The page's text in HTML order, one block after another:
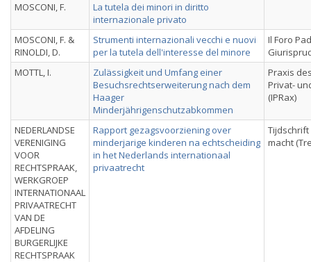
MOSCONI, F.
La tutela dei minori in diritto
internazionale privato
MOSCONI, F. &
RINOLDI, D.
Strumenti internazionali vecchi e nuovi
per la tutela dell'interesse del minore
Il Foro
MOTTL, I.
Zulässigkeit und Umfang einer
Besuchsrechtserweiterung nach dem
Haager
Minderjährigenschutzabkommen
Praxis
Privat-
(IPRax)
NEDERLANDSE
VERENIGING
VOOR
RECHTSPRAAK,
WERKGROEP
INTERNATIONAAL
PRIVAATRECHT
VAN DE
AFDELING
BURGERLIJKE
RECHTSPRAAK
Rapport gezagsvoorziening over
minderjarige kinderen na echtscheiding
in het Nederlands internationaal
privaatrecht
macht